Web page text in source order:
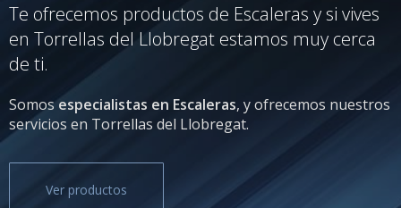
Te ofrecemos productos de Escaleras y si vives
en Torrellas del Llobregat estamos muy cerca
de ti.
Somosespecialistas en Escaleras, y ofrecemos nuestros
servicios en Torrellas del Llobregat.
Ver productos